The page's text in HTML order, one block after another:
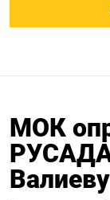
МОК
РУСАДА